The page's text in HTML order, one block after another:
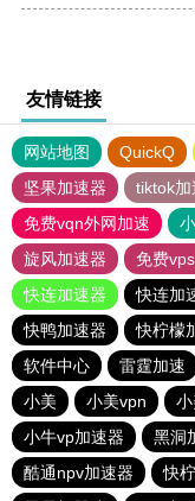
友情链接
网站地图 QuickQ
坚果加速器
tiktok加
免费vqn外网加速
旋风加速器
免费
快连加速器
快连加
快鸭加速器
快柠檬
软件中心
雷霆加速
小美
小美vpn
小牛vp加速器
黑洞
酷通npv加速器
快